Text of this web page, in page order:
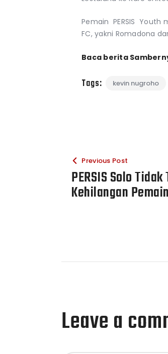
Pemain PERSIS Youth
FC, yakni Romadona
Baca berita
Tags: kevin nugroho
Previous Post
PERSIS Solo
Kehilangan Pemain
Leave a